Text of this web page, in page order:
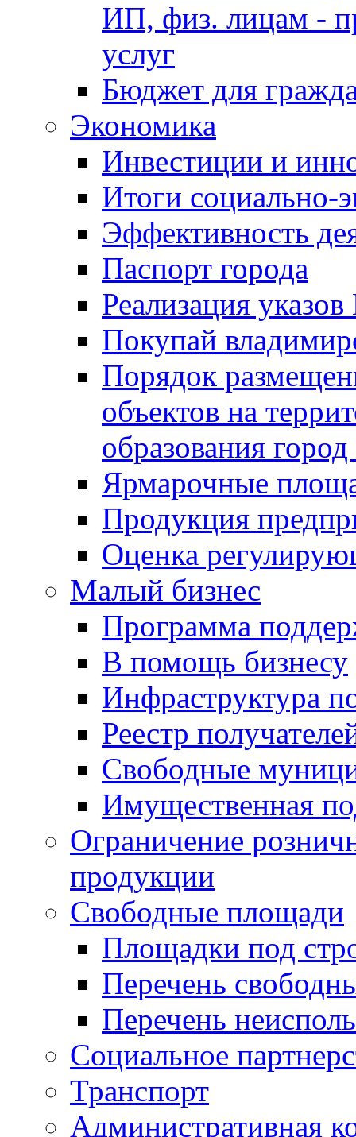
ИП, физ. лицам -
услуг
Бюджет для
Экономика
Инвестиции и
Итоги социально-
Эффективность
Паспорт города
Реализация
Покупай
Порядок
объектов на
образования
Ярмарочные
Продукция
Оценка
Малый бизнес
Программа
В помощь бизнесу
Инфраструктура
Реестр
Свободные
Имущественная
Ограничение
продукции
Свободные площади
Площадки под
Перечень
Перечень
Социальное
Транспорт
Административная